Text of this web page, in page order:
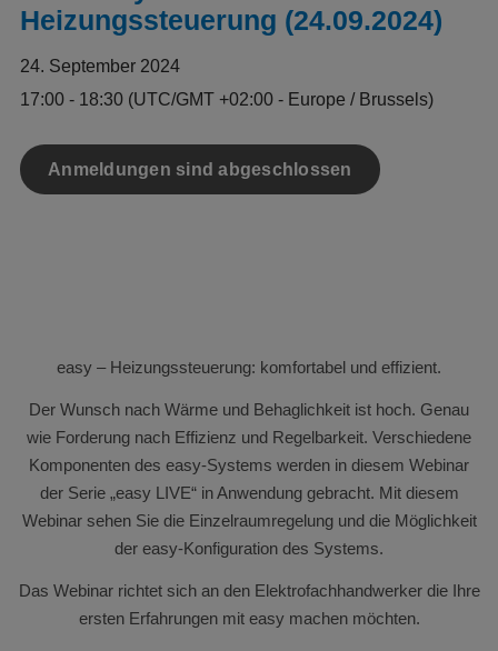
Heizungssteuerung (24.09.2024)
24. September 2024
17:00 - 18:30 (UTC/GMT +02:00 - Europe / Brussels)
Anmeldungen sind abgeschlossen
easy – Heizungssteuerung: komfortabel und effizient.
Der Wunsch nach Wärme und Behaglichkeit ist hoch. Genau
wie Forderung nach Effizienz und Regelbarkeit. Verschiedene
Komponenten des easy-Systems werden in diesem Webinar
der Serie „easy LIVE“ in Anwendung gebracht. Mit diesem
Webinar sehen Sie die Einzelraumregelung und die Möglichkeit
der easy-Konfiguration des Systems.
Das Webinar richtet sich an den Elektrofachhandwerker die Ihre
ersten Erfahrungen mit easy machen möchten.